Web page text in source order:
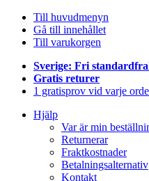
Till huvudmenyn
Gå till innehållet
Till varukorgen
Sverige: Fri
Gratis returer
1 gratisprov vid varje
Hjälp
Var är min
Returnerar
Fraktkostnader
Betalningsalternativ
Kontakt